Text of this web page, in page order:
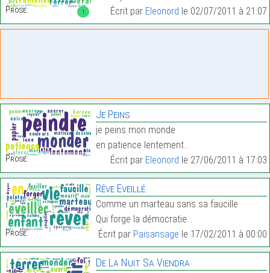
1
Prose:
Écrit par Eleonord le 02/07/2011 à 21:07
Prose:
Je Peins
je peins mon monde
en patience lentement…
Écrit par Eleonord le 27/06/2011 à 17:03
Prose:
Rêve Éveillé
Comme un marteau sans sa faucille
Qui forge la démocratie…
Écrit par Paisansage le 17/02/2011 à 00:00
De La Nuit Sa Viendra